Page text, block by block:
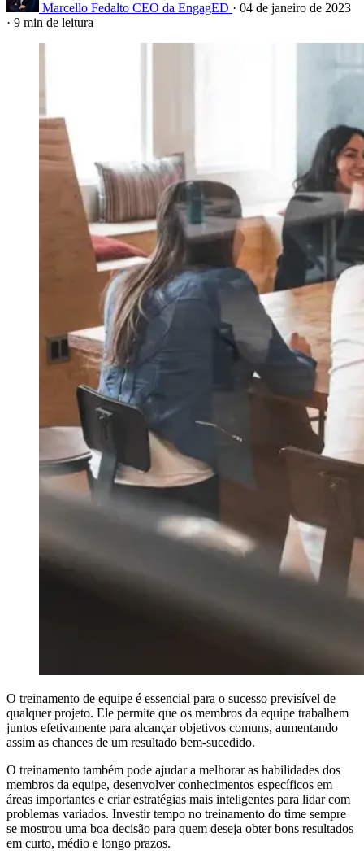
Marcello Fedalto CEO da EngagED · 04 de janeiro de 2023
· 9 min de leitura
O treinamento de equipe é essencial para o sucesso previsível de
qualquer projeto. Ele permite que os membros da equipe trabalhem
juntos efetivamente para alcançar objetivos comuns, aumentando
assim as chances de um resultado bem-sucedido.
O treinamento também pode ajudar a melhorar as habilidades dos
membros da equipe, desenvolver conhecimentos específicos em
áreas importantes e criar estratégias mais inteligentes para lidar com
problemas variados. Investir tempo no treinamento do time sempre
se mostrou uma boa decisão para quem deseja obter bons resultados
em curto, médio e longo prazos.